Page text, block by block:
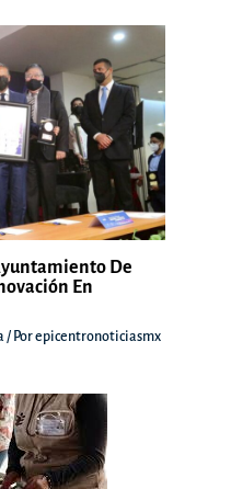
De
En
/ Porepicentronoticiasmx